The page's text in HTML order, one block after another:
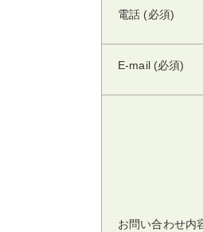
電話 (必須)
E-mail (必須)
お問い合わせ内